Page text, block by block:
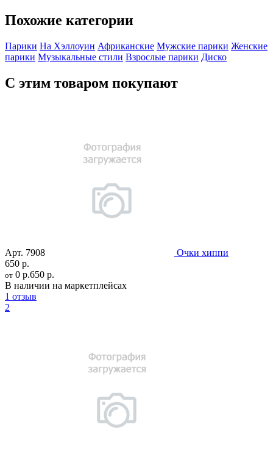
Похожие категории
Парики На Хэллоуин Африканские Мужские парики Женские
парики Музыкальные стили Взрослые парики Диско
С этим товаром покупают
Арт. 7908
Очки хиппи
650 р.
от 0 р.650 р.
В наличии на маркетплейсах
1 отзыв
2